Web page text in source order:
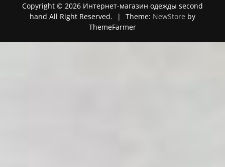
Copyright © 2026 Интернет-магазин одежды second
hand All Right Reserved.
| Theme: NewStore by
ThemeFarmer